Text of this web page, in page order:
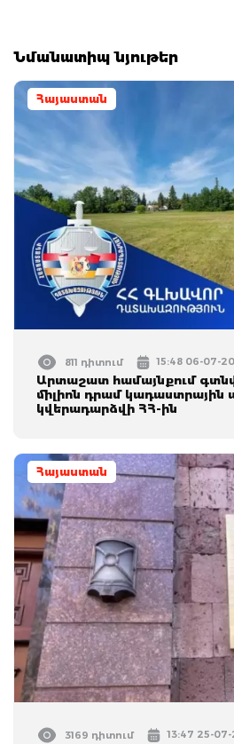
Նմանատիպ նյութեր
Հայաստան
811 դիտում 15:48 06-07-
Արտաշատ համայնքում
միլիոն դրամ կադաստրային
կվերադարձվի ՀՀ-ին
Հայաստան
3169 դիտում 13:47 25-